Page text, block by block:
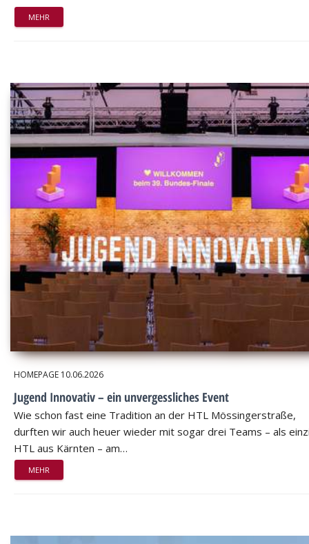
MEHR
HOMEPAGE 10.06.2026
Jugend Innovativ – ein unvergessliches Event
Wie schon fast eine Tradition an der HTL Mössingerstraße,
durften wir auch heuer wieder mit sogar drei Teams – als
HTL aus Kärnten – am…
MEHR